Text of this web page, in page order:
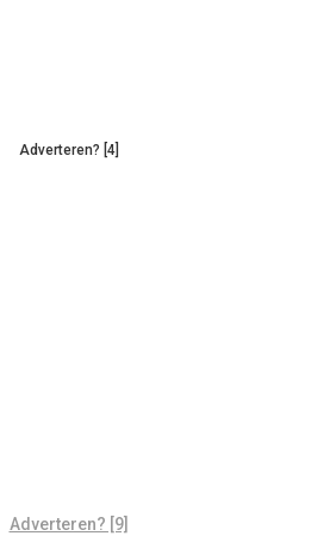
Adverteren? [4]
Adverteren? [9]